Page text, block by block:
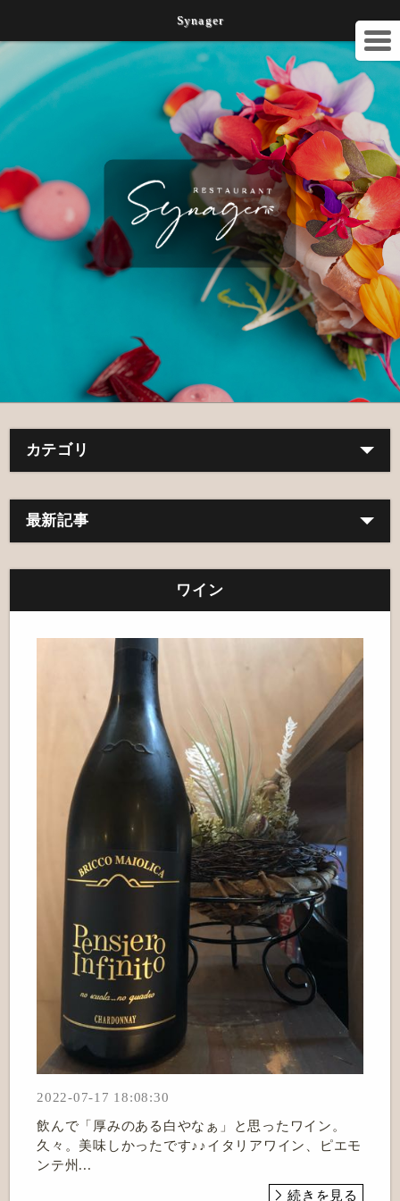
Synager
カテゴリ
最新記事
ワイン
2022-07-17 18:08:30
飲んで「厚みのある白やなぁ」と思ったワイン。
久々。美味しかったです♪♪イタリアワイン、ピエモ
ンテ州...
続きを見る